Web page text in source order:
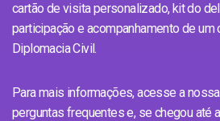
cartão de visita personalizado, kit do
participação e acompanhamento de um
Diplomacia Civil.
Para mais informações, acesse a
perguntas frequentese, se chegou até